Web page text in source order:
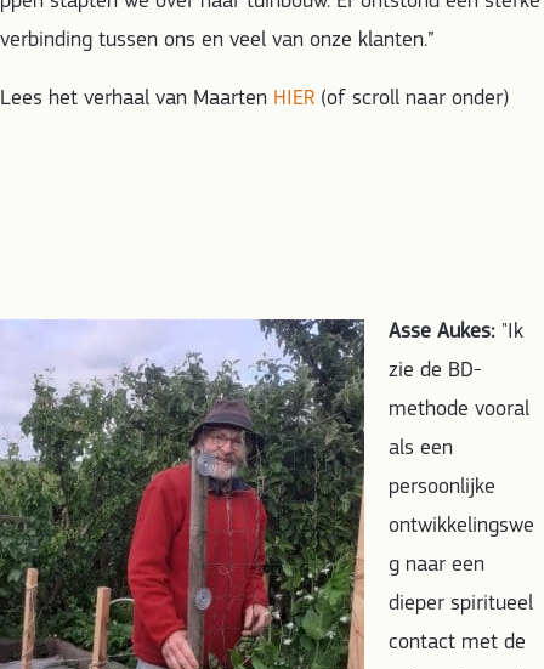
verbinding tussen ons en veel van onze klanten.”
Lees het verhaal van Maarten HIER (of scroll naar onder)
Asse Aukes: "Ik
zie de BD-
methode vooral
als een
persoonlijke
ontwikkelingswe
g naar een
dieper spiritueel
contact met de